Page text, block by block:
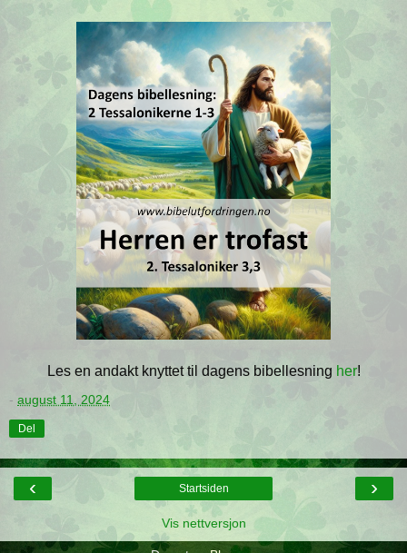
Les en andakt knyttet til dagens bibellesning her!
- august 11, 2024
Del
‹ ›
Startsiden
Vis nettversjon